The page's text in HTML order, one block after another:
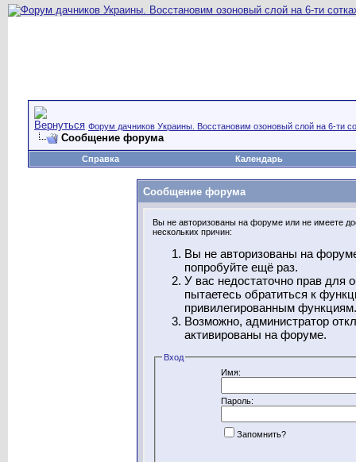
Форум дачников Украины. Восстановим озоновый слой на 6-ти
Сообщение форума
Справка Календарь
Сообщение форума
Вы не авторизованы на форуме или не имеете
нескольких причин:
Вы не авторизованы на
попробуйте ещё раз.
У вас недостаточно прав для
пытаетесь обратиться к
привилегированным функциям.
Возможно, администратор
активированы на форуме.
Вход
Имя:
Пароль:
Запомнить?